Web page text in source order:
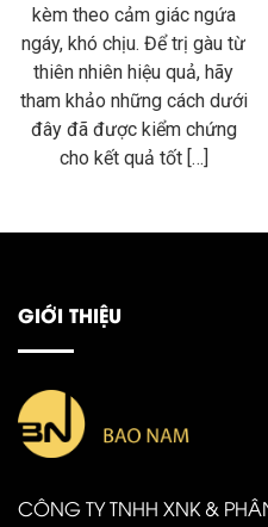
kèm theo cảm giác ngứa
ngáy, khó chịu. Để trị gàu từ
thiên nhiên hiệu quả, hãy
tham khảo những cách dưới
đây đã được kiểm chứng
cho kết quả tốt […]
GIỚI THIỆU
CÔNG TY TNHH XNK &